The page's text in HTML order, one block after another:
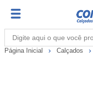
Página Inicial Calçados